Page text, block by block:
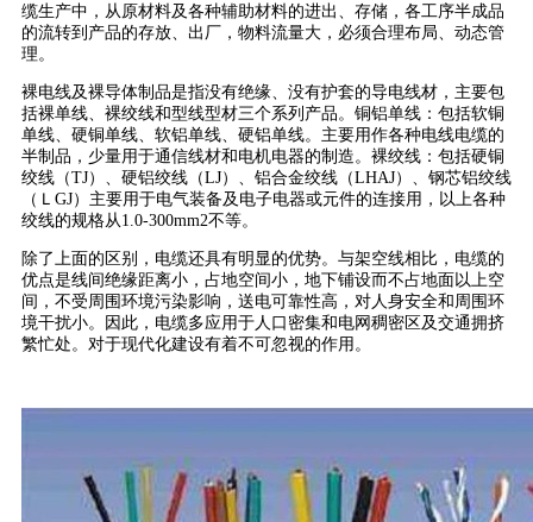
缆生产中，从原材料及各种辅助材料的进出、存储，各工序半成品
的流转到产品的存放、出厂，物料流量大，必须合理布局、动态管
理。
裸电线及裸导体制品是指没有绝缘、没有护套的导电线材，主要包
括裸单线、裸绞线和型线型材三个系列产品。铜铝单线：包括软铜
单线、硬铜单线、软铝单线、硬铝单线。主要用作各种电线电缆的
半制品，少量用于通信线材和电机电器的制造。裸绞线：包括硬铜
绞线（TJ）、硬铝绞线（LJ）、铝合金绞线（LHAJ）、钢芯铝绞线
（ＬGJ）主要用于电气装备及电子电器或元件的连接用，以上各种
绞线的规格从1.0-300mm2不等。
除了上面的区别，电缆还具有明显的优势。与架空线相比，电缆的
优点是线间绝缘距离小，占地空间小，地下铺设而不占地面以上空
间，不受周围环境污染影响，送电可靠性高，对人身安全和周围环
境干扰小。因此，电缆多应用于人口密集和电网稠密区及交通拥挤
繁忙处。对于现代化建设有着不可忽视的作用。